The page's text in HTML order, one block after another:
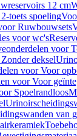
12 cm
toets spoeling
Ruwbouwsets
voor wc's
voor
deksel
voor Voor
voor Voor
Spoelrandloos
van